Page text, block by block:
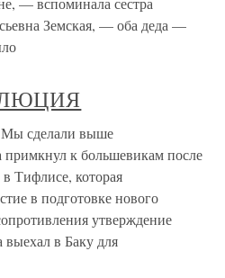
Земская, — оба деда —
сделали выше
к большевикам после
Тифлисе, которая
в подготовке нового
утверждение
выехал в Баку для